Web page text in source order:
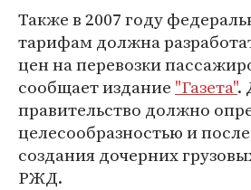
Также в 2007 году
тарифам должна
цен на перевозки
сообщает издание "Газета".
правительство должно
целесообразностью и
создания дочерних
РЖД.